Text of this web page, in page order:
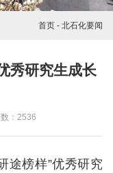
首页 - 北石化要闻
秀研究生成长
： 2536
榜样”优秀研究